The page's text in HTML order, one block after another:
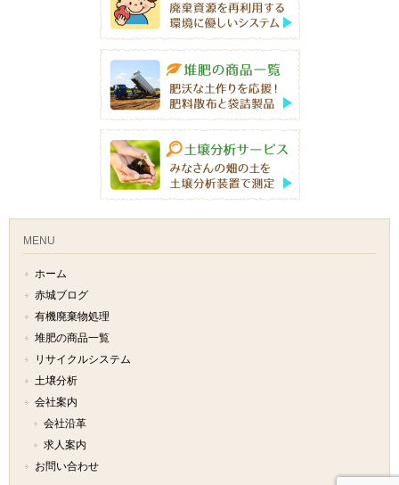
MENU
ホーム
赤城ブログ
有機廃棄物処理
堆肥の商品一覧
リサイクルシステム
土壌分析
会社案内
会社沿革
求人案内
お問い合わせ